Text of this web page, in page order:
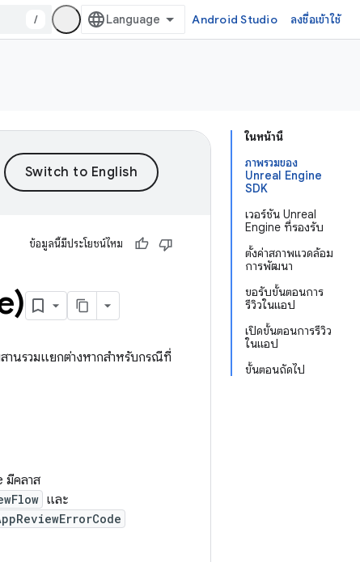
/ Android Studio ลงชื่อเข้าใช้
ในหน้านี้
ภาพรวมของ
Unreal Engine
SDK
เวอร์ชัน Unreal
Engine ที่รองรับ
ตั้งค่าสภาพแวดล้อม
การพัฒนา
ขอรับขั้นตอนการ
รีวิวในแอป
เปิดขั้นตอนการรีวิว
ในแอป
ขั้นตอนถัดไป
ข้อมูลนี้มีประโยชน์ไหม
านรวมแยกต่างหากสำหรับกรณีที่
มีคลาส
และ